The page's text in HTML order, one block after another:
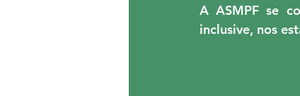
A ASMPF se
inclusive, nos